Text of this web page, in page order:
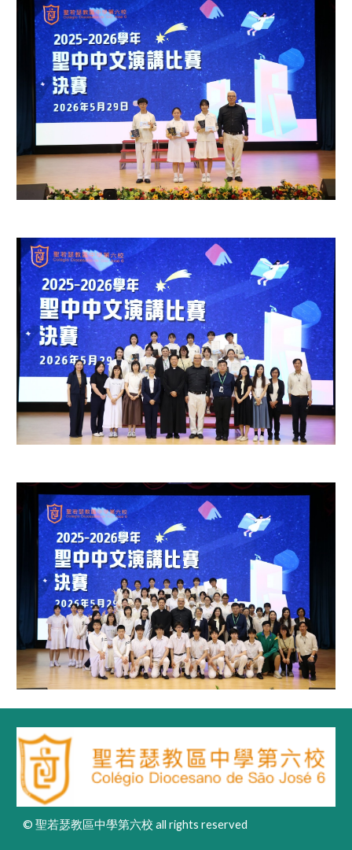
© 聖若瑟教區中學第六校 all rights reserved